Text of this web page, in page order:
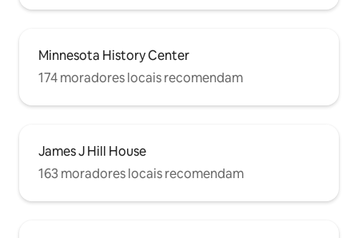
Minnesota History Center
174 moradores locais recomendam
James J Hill House
163 moradores locais recomendam